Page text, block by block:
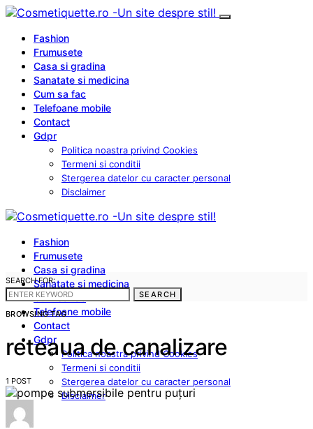
Fashion
Frumusete
Casa si gradina
Sanatate si medicina
Cum sa fac
Telefoane mobile
Contact
Gdpr
Politica noastra privind Cookies
Termeni si conditii
Stergerea datelor cu caracter personal
Disclaimer
Fashion
Frumusete
Casa si gradina
Sanatate si medicina
Cum sa fac
Telefoane mobile
Contact
Gdpr
Politica noastra privind Cookies
Termeni si conditii
Stergerea datelor cu caracter personal
Disclaimer
SEARCH FOR:
SEARCH
BROWSING TAG
reteaua de canalizare
1 POST